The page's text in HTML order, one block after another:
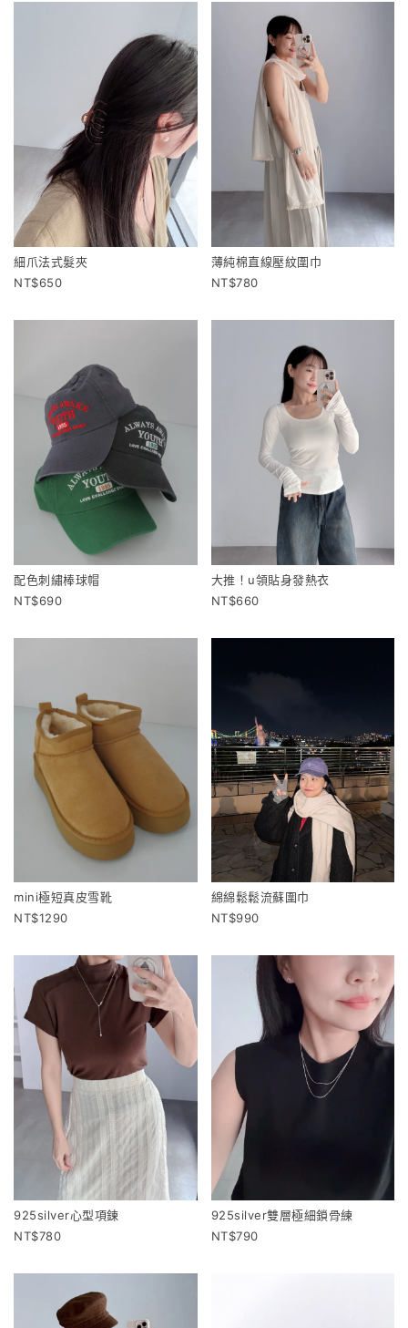
細爪法式髮夾
650
薄純棉直線壓紋圍巾
780
配色刺繡棒球帽
690
大推！u領貼身發熱衣
660
mini極短真皮雪靴
1290
綿綿鬆鬆流蘇圍巾
990
925silver心型項鍊
780
925silver雙層極細鎖骨練
790